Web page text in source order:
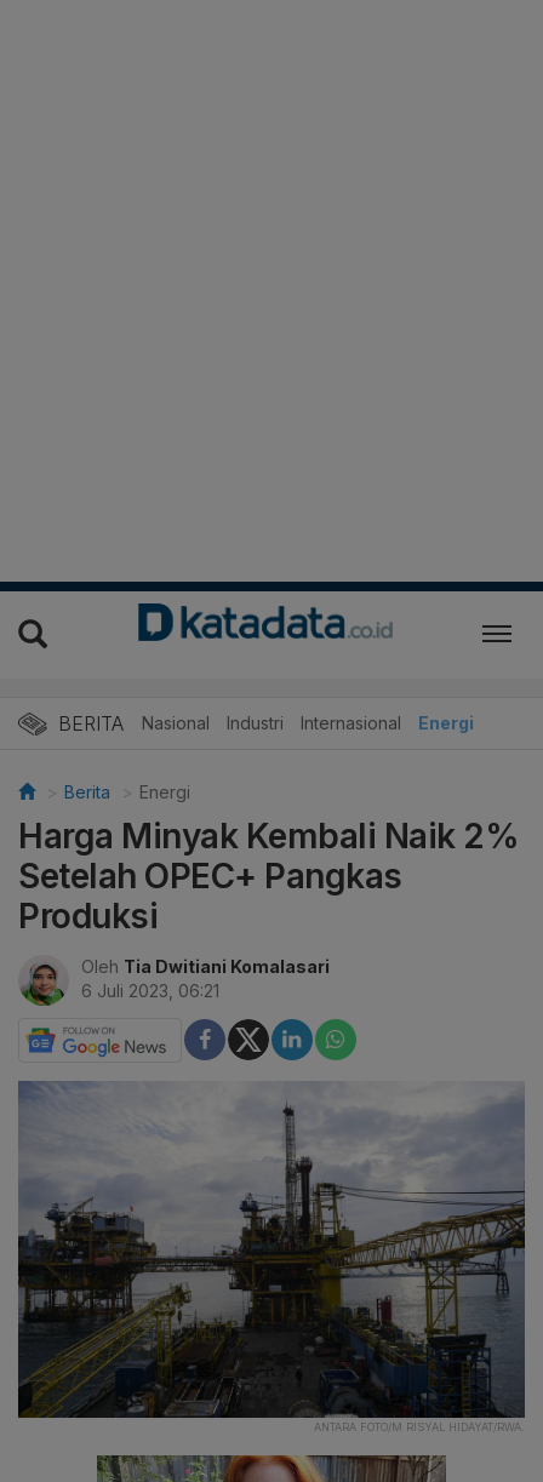
BERITA Nasional Industri Internasional Energi
Berita Energi
Harga Minyak Kembali Naik 2%
Setelah OPEC+ Pangkas
Produksi
Oleh Tia Dwitiani Komalasari
6 Juli 2023, 06:21
ANTARA FOTO/M RISYAL HIDAYAT/RWA.